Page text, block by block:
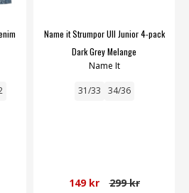
Name it Strumpor Ull Junior 4-pack
Dark Grey Melange
Name It
31/33 34/36
149 kr 299 kr